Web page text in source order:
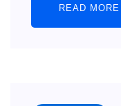
READ MORE